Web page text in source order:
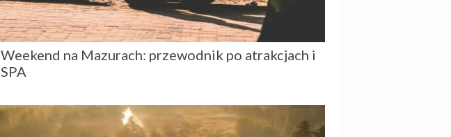
Weekend na Mazurach: przewodnik po atrakcjach i
SPA